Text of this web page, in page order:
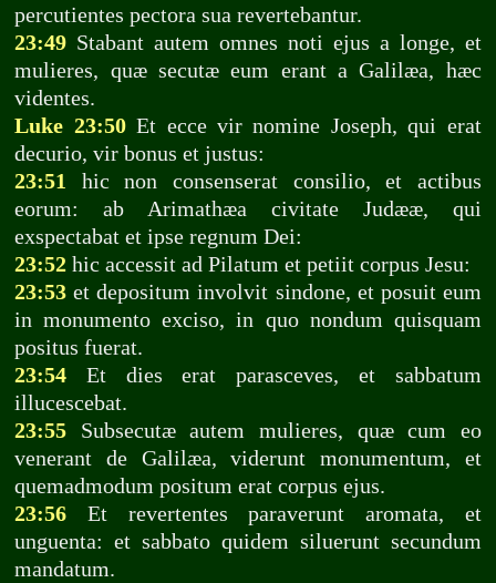
percutientes pectora sua revertebantur.
23:49 Stabant autem omnes noti ejus a longe, et
mulieres, quæ secutæ eum erant a Galilæa, hæc
videntes.
Luke 23:50Et ecce vir nomine Joseph, qui erat
decurio, vir bonus et justus:
23:51
hic non consenserat consilio, et actibus
eorum: ab Arimathæa civitate Judææ, qui
exspectabat et ipse regnum Dei:
23:52 hic accessit ad Pilatum et petiit corpus Jesu:
23:53 et depositum involvit sindone, et posuit eum
in monumento exciso, in quo nondum quisquam
positus fuerat.
23:54 Et dies erat parasceves, et sabbatum
illucescebat.
23:55 Subsecutæ autem mulieres, quæ cum eo
venerant de Galilæa, viderunt monumentum, et
quemadmodum positum erat corpus ejus.
23:56 Et revertentes paraverunt aromata, et
unguenta: et sabbato quidem siluerunt secundum
mandatum.